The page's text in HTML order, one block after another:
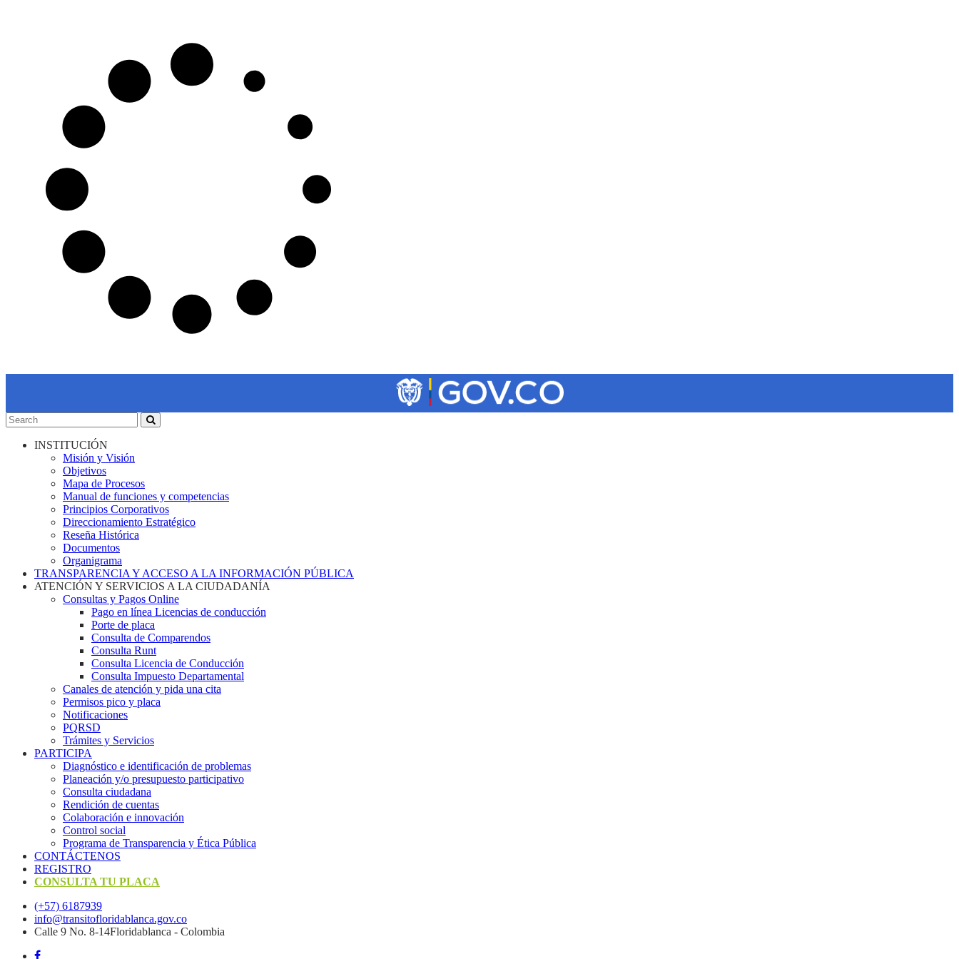
INSTITUCIÓN
Misión y Visión
Objetivos
Mapa de Procesos
Manual de funciones y competencias
Principios Corporativos
Direccionamiento Estratégico
Reseña Histórica
Documentos
Organigrama
TRANSPARENCIA Y ACCESO A LA INFORMACIÓN PÚBLICA
ATENCIÓN Y SERVICIOS A LA CIUDADANÍA
Consultas y Pagos Online
Pago en línea Licencias de conducción
Porte de placa
Consulta de Comparendos
Consulta Runt
Consulta Licencia de Conducción
Consulta Impuesto Departamental
Canales de atención y pida una cita
Permisos pico y placa
Notificaciones
PQRSD
Trámites y Servicios
PARTICIPA
Diagnóstico e identificación de problemas
Planeación y/o presupuesto participativo​
Consulta ciudadana
Rendición de cuentas
Colaboración e innovación
Control social
Programa de Transparencia y Ética Pública
CONTÁCTENOS
REGISTRO
CONSULTA TU PLACA
(+57) 6187939
info@transitofloridablanca.gov.co
Calle 9 No. 8-14Floridablanca - Colombia